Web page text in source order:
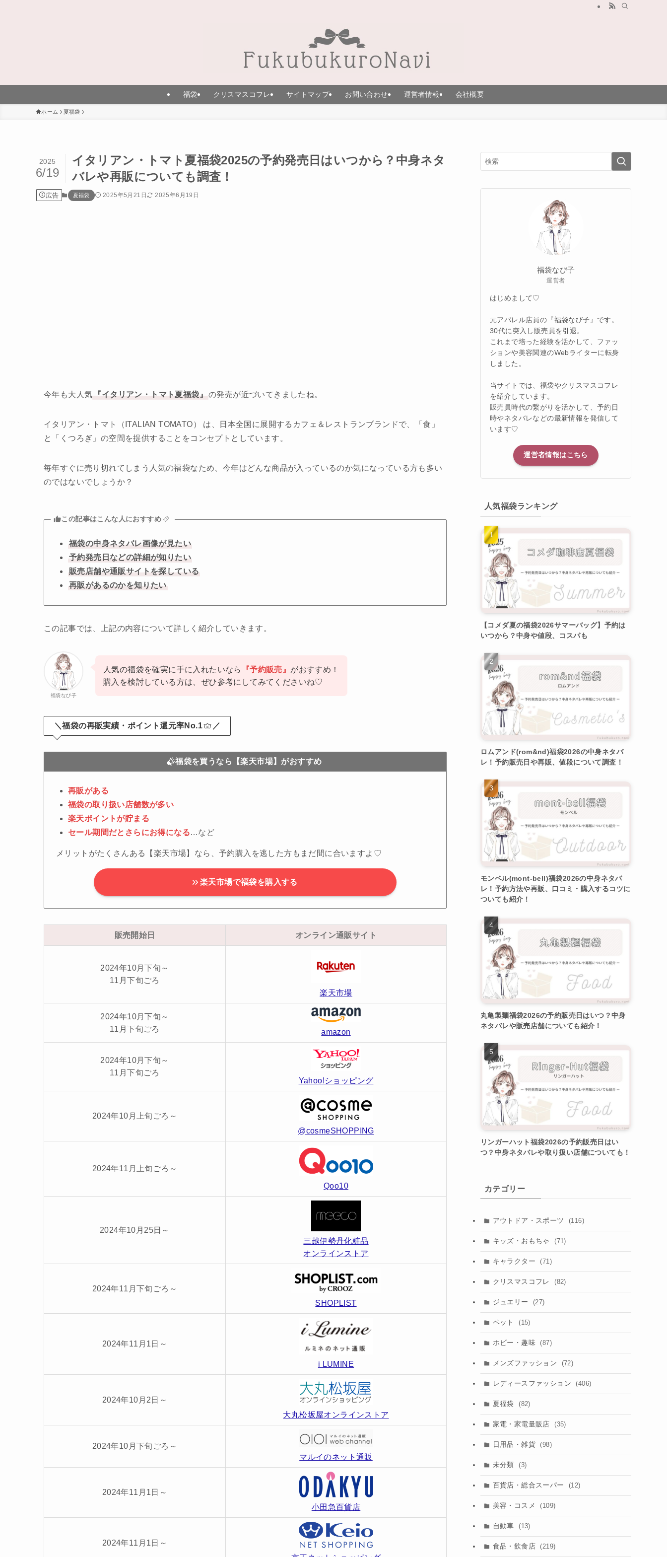
福袋 クリスマスコフレ サイトマップ お問い合わせ 運営者情報 会社概要
ホーム 夏福袋
イタリアン・トマト夏福袋2025の予約発売日はいつから？中身ネタ
バレや再販についても調査！
2025
6/19
広告 夏福袋 2025年5月21日 2025年6月19日
今年も大人気 『イタリアン・トマト夏福袋』 の発売が近づいてきましたね。
イタリアン・トマト（ITALIAN TOMATO） は、日本全国に展開するカフェ＆レストランブランドで、「食」
と「くつろぎ」の空間を提供することをコンセプトとしています。
毎年すぐに売り切れてしまう人気の福袋なため、今年はどんな商品が入っているのか気になっている方も多い
のではないでしょうか？
この記事はこんな人におすすめ
福袋の中身ネタバレ画像が見たい
予約発売日などの詳細が知りたい
販売店舗や通販サイトを探している
再販があるのかを知りたい
この記事では、上記の内容について詳しく紹介していきます。
福袋なび子
人気の福袋を確実に手に入れたいなら 『予約販売』 がおすすめ！
購入を検討している方は、ぜひ参考にしてみてくださいね♡
＼福袋の再販実績・ポイント還元率No.1 ／
福袋を買うなら【楽天市場】がおすすめ
再販がある
福袋の取り扱い店舗数が多い
楽天ポイントが貯まる
セール期間だとさらにお得になる…など
メリットがたくさんある【楽天市場】なら、予約購入を逃した方もまだ間に合いますよ♡
楽天市場で福袋を購入する
販売開始日 オンライン通販サイト
2024年10月下旬～
11月下旬ごろ
楽天市場
2024年10月下旬～
11月下旬ごろ
amazon
2024年10月下旬～
11月下旬ごろ
Yahoo!ショッピング
2024年10月上旬ごろ～
@cosmeSHOPPING
2024年11月上旬ごろ～
Qoo10
2024年10月25日～
三越伊勢丹化粧品
オンラインストア
2024年11月下旬ごろ～
SHOPLIST
2024年11月1日～
i LUMINE
2024年10月2日～
大丸松坂屋オンラインストア
2024年10月下旬ごろ～
マルイのネット通販
2024年11月1日～
小田急百貨店
2024年11月1日～
福袋なび子
運営者
はじめまして♡
元アパレル店員の『福袋なび子』です。
30代に突入し販売員を引退。
これまで培った経験を活かして、ファッ
ションや美容関連のWebライターに転身
しました。
当サイトでは、福袋やクリスマスコフレ
を紹介しています。
販売員時代の繋がりを活かして、予約日
時やネタバレなどの最新情報を発信して
います♡
運営者情報はこちら
人気福袋ランキング
【コメダ夏の福袋2026サマーバッグ】予約は
いつから？中身や値段、コスパも
ロムアンド(rom&nd)福袋2026の中身ネタバ
レ！予約販売日や再販、値段について調査！
モンベル(mont-bell)福袋2026の中身ネタバ
レ！予約方法や再販、口コミ・購入するコツに
ついても紹介！
丸亀製麺福袋2026の予約販売日はいつ？中身
ネタバレや販売店舗についても紹介！
リンガーハット福袋2026の予約販売日はい
つ？中身ネタバレや取り扱い店舗についても！
カテゴリー
アウトドア・スポーツ (116)
キッズ・おもちゃ (71)
キャラクター (71)
クリスマスコフレ (82)
ジュエリー (27)
ペット (15)
ホビー・趣味 (87)
メンズファッション (72)
レディースファッション (406)
夏福袋 (82)
家電・家電量販店 (35)
日用品・雑貨 (98)
未分類 (3)
百貨店・総合スーパー (12)
美容・コスメ (109)
自動車 (13)
食品・飲食店 (219)